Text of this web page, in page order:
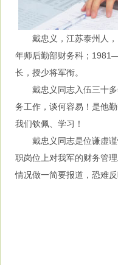
戴忠义，江苏泰州人，
年师后勤部财务科；
长，授少将军衔。
戴忠义同志入伍三十多
务工作，谈何容易！是他
我们钦佩、学习！
戴忠义同志是位谦虚谨
职岗位上对我军的财务管
情况做一简要报道，恐难
高炮六十
2013